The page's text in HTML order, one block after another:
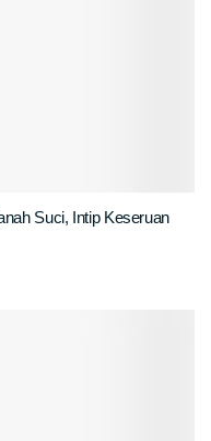
Suci, Intip Keseruan